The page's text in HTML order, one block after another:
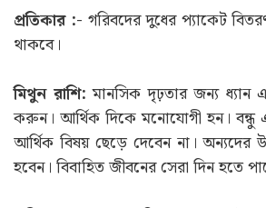
প্রতিকার :- গরিবদের দুধের প্যাকেট
থাকবে।
মিথুন রাশি: মানসিক দৃঢ়তার জন্য
করুন। আর্থিক দিকে মনোযোগী হন। বন্ধু
আর্থিক বিষয় ছেড়ে দেবেন না।
হবেন। বিবাহিত জীবনের সেরা দিন হতে